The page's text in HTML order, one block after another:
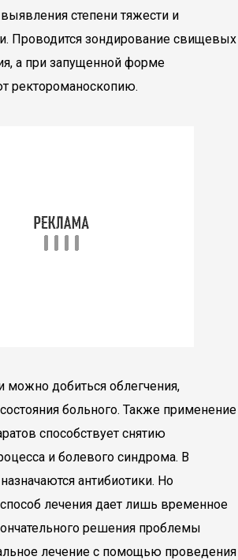
степени тяжести и
Проводится зондирование свищевых
а при запущенной форме
ректороманоскопию.
добиться облегчения,
больного. Также применение
способствует снятию
и болевого синдрома. В
антибиотики. Но
лечения дает лишь временное
решения проблемы
лечение с помощью проведения